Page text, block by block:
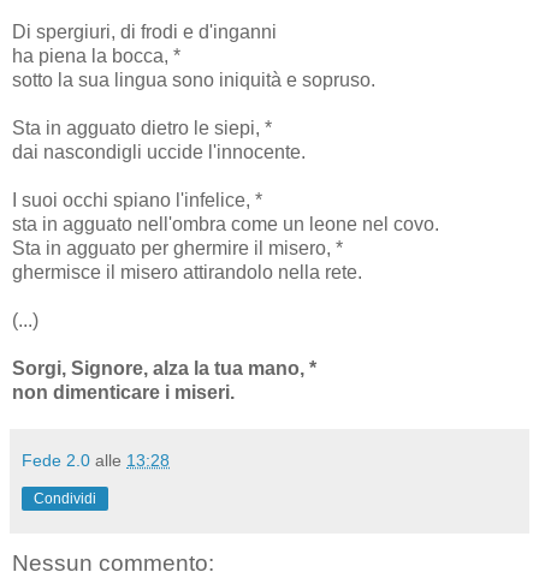
Di spergiuri, di frodi e d'inganni
ha piena la bocca, *
sotto la sua lingua sono iniquità e sopruso.
Sta in agguato dietro le siepi, *
dai nascondigli uccide l'innocente.
I suoi occhi spiano l'infelice, *
sta in agguato nell'ombra come un leone nel covo.
Sta in agguato per ghermire il misero, *
ghermisce il misero attirandolo nella rete.
(...)
Sorgi, Signore, alza la tua mano, *
non dimenticare i miseri.
Fede 2.0 alle 13:28
Condividi
Nessun commento: